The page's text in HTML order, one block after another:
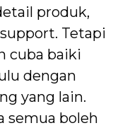
produk,
Tetapi
cuba baiki
dengan
yang lain.
semua boleh